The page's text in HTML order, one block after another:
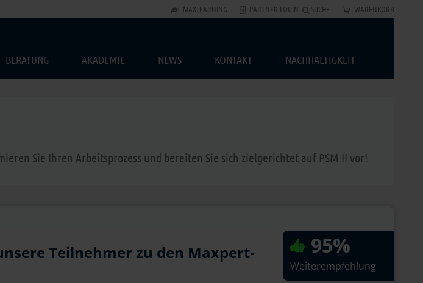
MAXLEARNING PARTNER-LOGIN SUCHE WARENKORB
BERATUNG AKADEMIE NEWS KONTAKT NACHHALTIGKEIT
Sie Ihren Arbeitsprozess und bereiten Sie sich zielgerichtet auf PSM II vor!
95%
Weiterempfehlung
Teilnehmer zu den Maxpert-